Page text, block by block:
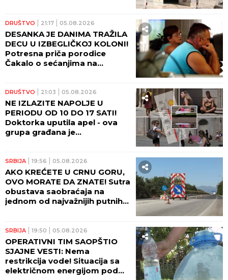
DRUŠTVO 21:17 05.08.2026
DESANKA JE DANIMA TRAŽILA
DECU U IZBEGLIČKOJ KOLONI!
Potresna priča porodice
Čakalo o sećanjima na
DRUŠTVO 21:03 05.08.2026
NE IZLAZITE NAPOLJE U
PERIODU OD 10 DO 17 SATI!
Doktorka uputila apel - ova
grupa građana je
SRBIJA 19:56 05.08.2026
AKO KREĆETE U CRNU GORU,
OVO MORATE DA ZNATE! Sutra
obustava saobraćaja na
jednom od najvažnijih putnih
SRBIJA 19:50 05.08.2026
OPERATIVNI TIM SAOPŠTIO
SJAJNE VESTI: Nema
restrikcija vode! Situacija sa
električnom energijom pod